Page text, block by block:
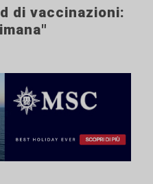
di vaccinazioni: